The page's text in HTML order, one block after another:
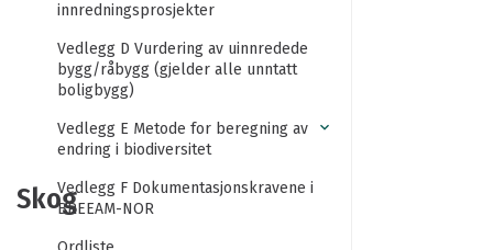
innredningsprosjekter
Vedlegg D Vurdering av uinnredede
bygg/råbygg (gjelder alle unntatt
boligbygg)
Vedlegg E Metode for beregning av
endring i biodiversitet
Vedlegg F Dokumentasjonskravene i
BREEAM-NOR
Skog